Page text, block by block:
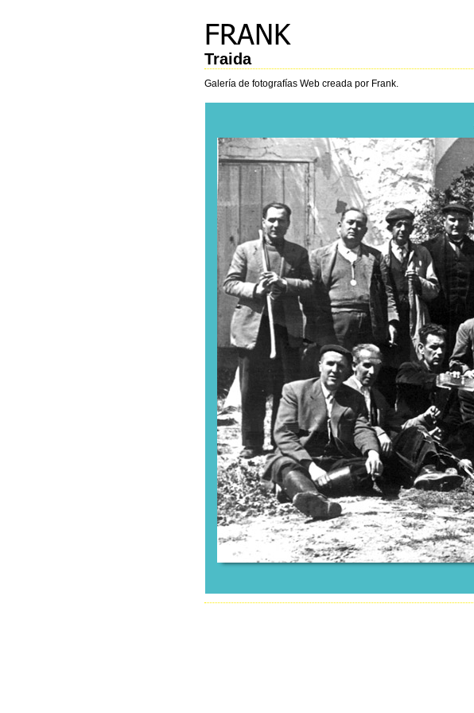
Traida
Galería de fotografías Web creada por Frank.